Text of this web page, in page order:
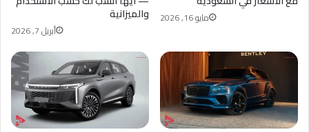
والميزانية
أبريل 7, 2026
مايو 16, 2026